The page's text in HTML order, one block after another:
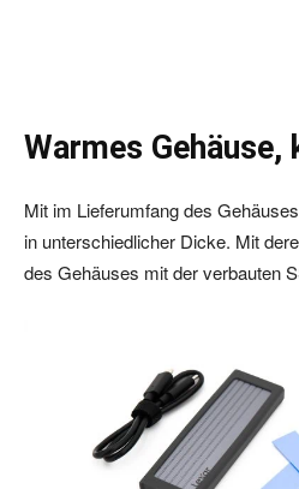
Warmes Gehäuse,
Mit im Lieferumfang des
in unterschiedlicher Dicke. Mit
des Gehäuses mit der verbauten